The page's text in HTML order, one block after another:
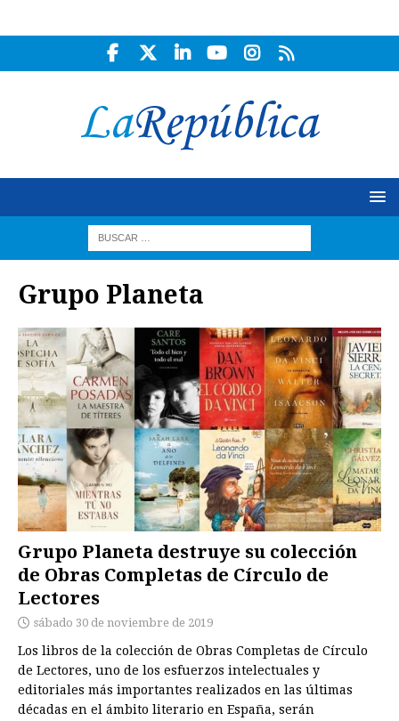
Grupo Planeta
Grupo Planeta destruye su colección
de Obras Completas de Círculo de
Lectores
sábado 30 de noviembre de 2019
Los libros de la colección de Obras Completas de Círculo
de Lectores, uno de los esfuerzos intelectuales y
editoriales más importantes realizados en las últimas
décadas en el ámbito literario en España, serán